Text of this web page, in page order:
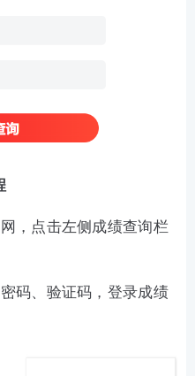
，点击左侧成绩查询栏
码、验证码，登录成绩